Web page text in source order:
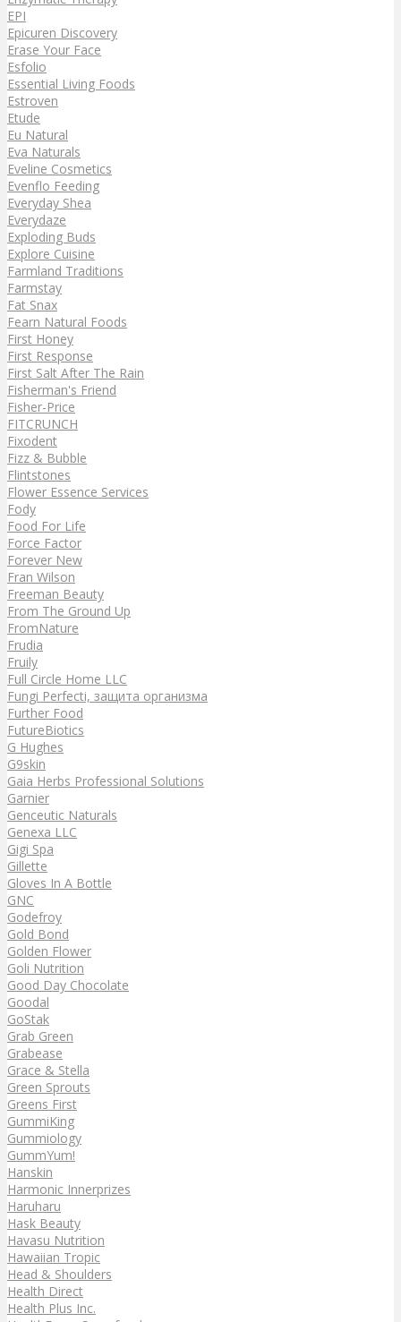
EPI
Epicuren Discovery
Erase Your Face
Esfolio
Essential Living Foods
Estroven
Etude
Eu Natural
Eva Naturals
Eveline Cosmetics
Evenflo Feeding
Everyday Shea
Everydaze
Exploding Buds
Explore Cuisine
Farmland Traditions
Farmstay
Fat Snax
Fearn Natural Foods
First Honey
First Response
First Salt After The Rain
Fisherman's Friend
Fisher-Price
FITCRUNCH
Fixodent
Fizz & Bubble
Flintstones
Flower Essence Services
Fody
Food For Life
Force Factor
Forever New
Fran Wilson
Freeman Beauty
From The Ground Up
FromNature
Frudia
Fruily
Full Circle Home LLC
Fungi Perfecti, защита организма
Further Food
FutureBiotics
G Hughes
G9skin
Gaia Herbs Professional Solutions
Garnier
Genceutic Naturals
Genexa LLC
Gigi Spa
Gillette
Gloves In A Bottle
GNC
Godefroy
Gold Bond
Golden Flower
Goli Nutrition
Good Day Chocolate
Goodal
GoStak
Grab Green
Grabease
Grace & Stella
Green Sprouts
Greens First
GummiKing
Gummiology
GummYum!
Hanskin
Harmonic Innerprizes
Haruharu
Hask Beauty
Havasu Nutrition
Hawaiian Tropic
Head & Shoulders
Health Direct
Health Plus Inc.